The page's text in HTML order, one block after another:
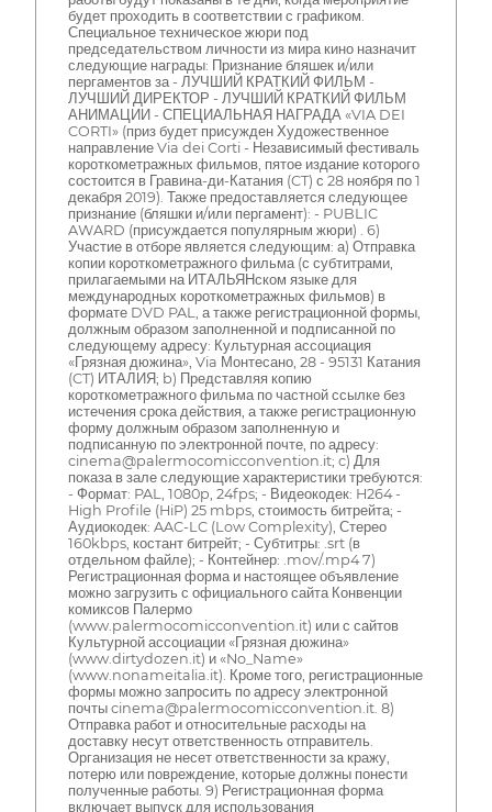
будет проходить в соответствии с графиком.
Специальное техническое жюри под
председательством личности из мира кино назначит
следующие награды: Признание бляшек и/или
пергаментов за - ЛУЧШИЙ КРАТКИЙ ФИЛЬМ -
ЛУЧШИЙ ДИРЕКТОР - ЛУЧШИЙ КРАТКИЙ ФИЛЬМ
АНИМАЦИИ - СПЕЦИАЛЬНАЯ НАГРАДА «VIA DEI
CORTI» (приз будет присужден Художественное
направление Via dei Corti - Независимый фестиваль
короткометражных фильмов, пятое издание которого
состоится в Гравина-ди-Катания (CT) с 28 ноября по 1
декабря 2019). Также предоставляется следующее
признание (бляшки и/или пергамент): - PUBLIC
AWARD (присуждается популярным жюри) . 6)
Участие в отборе является следующим: а) Отправка
копии короткометражного фильма (с субтитрами,
прилагаемыми на ИТАЛЬЯНском языке для
международных короткометражных фильмов) в
формате DVD PAL, а также регистрационной формы,
должным образом заполненной и подписанной по
следующему адресу: Культурная ассоциация
«Грязная дюжина», Via Монтесано, 28 - 95131 Катания
(CT) ИТАЛИЯ; b) Представляя копию
короткометражного фильма по частной ссылке без
истечения срока действия, а также регистрационную
форму должным образом заполненную и
подписанную по электронной почте, по адресу:
cinema@palermocomicconvention.it; c) Для
показа в зале следующие характеристики требуются:
- Формат: PAL, 1080p, 24fps; - Видеокодек: H264 -
High Profile (HiP) 25 mbps, стоимость битрейта; -
Аудиокодек: AAC-LC (Low Complexity), Стерео
160kbps, костант битрейт; - Субтитры: .srt (в
отдельном файле); - Контейнер: .mov/.mp4 7)
Регистрационная форма и настоящее объявление
можно загрузить с официального сайта Конвенции
комиксов Палермо
(www.palermocomicconvention.it) или с сайтов
Культурной ассоциации «Грязная дюжина»
(www.dirtydozen.it) и «No_Name»
(www.nonameitalia.it). Кроме того, регистрационные
формы можно запросить по адресу электронной
почты cinema@palermocomicconvention.it. 8)
Отправка работ и относительные расходы на
доставку несут ответственность отправитель.
Организация не несет ответственности за кражу,
потерю или повреждение, которые должны понести
полученные работы. 9) Регистрационная форма
включает выпуск для использования